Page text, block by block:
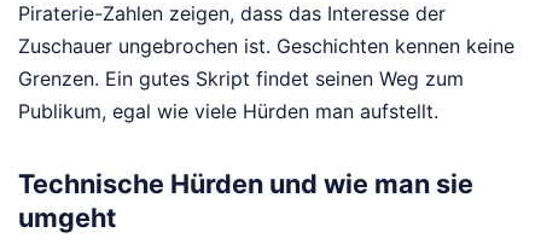
Piraterie-Zahlen zeigen, dass das Interesse der
Zuschauer ungebrochen ist. Geschichten kennen keine
Grenzen. Ein gutes Skript findet seinen Weg zum
Publikum, egal wie viele Hürden man aufstellt.
Technische Hürden und wie man sie
umgeht